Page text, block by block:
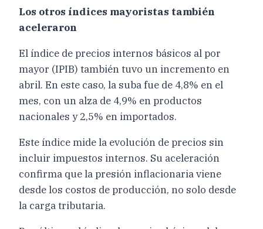
Los otros índices mayoristas también
aceleraron
El índice de precios internos básicos al por
mayor (IPIB) también tuvo un incremento en
abril. En este caso, la suba fue de 4,8% en el
mes, con un alza de 4,9% en productos
nacionales y 2,5% en importados.
Este índice mide la evolución de precios sin
incluir impuestos internos. Su aceleración
confirma que la presión inflacionaria viene
desde los costos de producción, no solo desde
la carga tributaria.